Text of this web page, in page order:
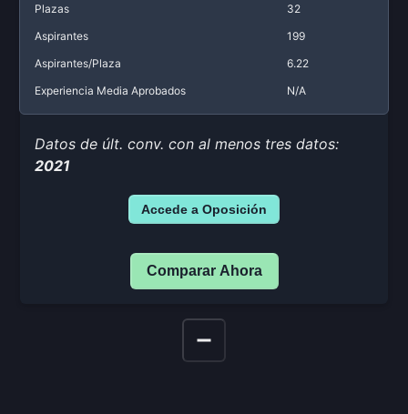
Plazas
32
Aspirantes
199
Aspirantes/Plaza
6.22
Experiencia Media Aprobados
N/A
Datos de últ. conv. con al menos tres datos:
2021
Accede a Oposición
Comparar Ahora